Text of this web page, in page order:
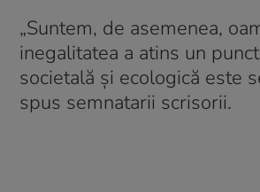
„Suntem, de asemenea,
inegalitatea a atins un
societală și ecologică este
spus semnatarii scrisorii.